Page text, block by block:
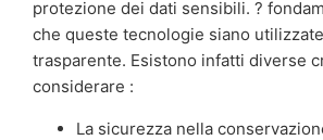
protezione dei dati sensibili. ?
che queste tecnologie siano
trasparente. Esistono infatti diverse
considerare :
La sicurezza nella